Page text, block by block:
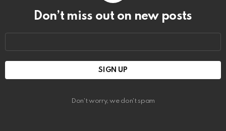
Don’t miss out on new posts
Don't worry, we don't spam